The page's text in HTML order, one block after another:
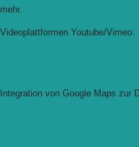
mehr.
Videoplattformen Youtube/Vimeo:
Integration von Google Maps zur